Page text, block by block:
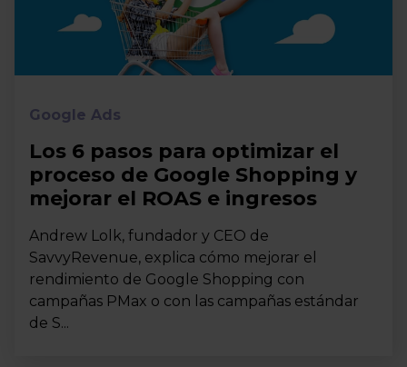
Google Ads
Los 6 pasos para optimizar el
proceso de Google Shopping y
mejorar el ROAS e ingresos
Andrew Lolk, fundador y CEO de
SavvyRevenue, explica cómo mejorar el
rendimiento de Google Shopping con
campañas PMax o con las campañas estándar
de S...